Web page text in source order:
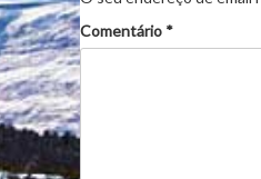
Comentário *